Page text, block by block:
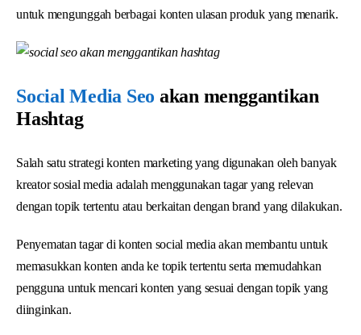
untuk mengunggah berbagai konten ulasan produk yang menarik.
Social Media Seo akan menggantikan
Hashtag
Salah satu strategi konten marketing yang digunakan oleh banyak
kreator sosial media adalah menggunakan tagar yang relevan
dengan topik tertentu atau berkaitan dengan brand yang dilakukan.
Penyematan tagar di konten social media akan membantu untuk
memasukkan konten anda ke topik tertentu serta memudahkan
pengguna untuk mencari konten yang sesuai dengan topik yang
diinginkan.